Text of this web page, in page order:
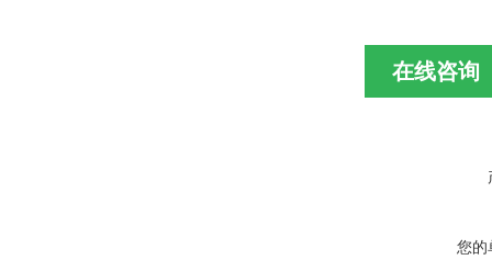
在线咨询
您的